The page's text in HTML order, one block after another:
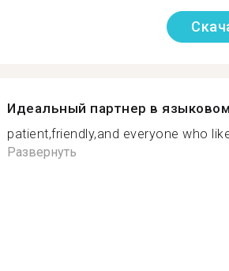
Идеальный партнер в
patient,friendly,and everyone who
Развернуть